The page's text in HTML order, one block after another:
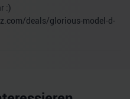
:)
deals/glorious-model-d-